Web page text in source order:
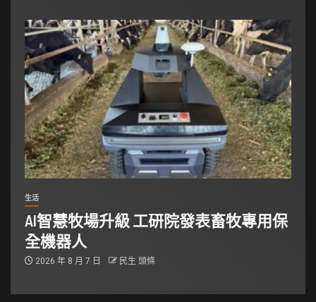
生活
AI智慧牧場升級 工研院發表畜牧專用保
全機器人
2026 年 8 月 7 日 民生 頭條